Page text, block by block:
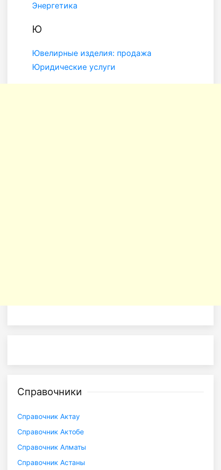
Энергетика
Ю
Ювелирные изделия: продажа
Юридические услуги
Справочники
Справочник Актау
Справочник Актобе
Справочник Алматы
Справочник Астаны